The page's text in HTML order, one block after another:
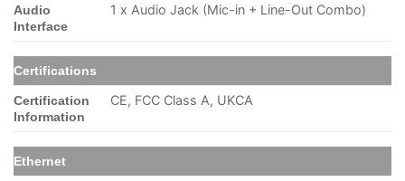
Audio
Interface
1 x Audio Jack (Mic-in + Line-Out Combo)
Certifications
Certification
Information
CE, FCC Class A, UKCA
Ethernet